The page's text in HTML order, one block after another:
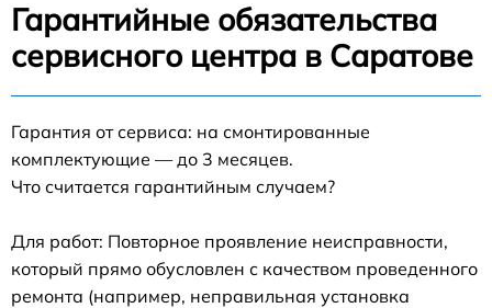
Гарантийные обязательства
сервисного центра в Саратове
Гарантия от сервиса: на смонтированные
комплектующие — до 3 месяцев.
Что считается гарантийным случаем?
Для работ: Повторное проявление неисправности,
который прямо обусловлен с качеством проведенного
ремонта (например, неправильная установка